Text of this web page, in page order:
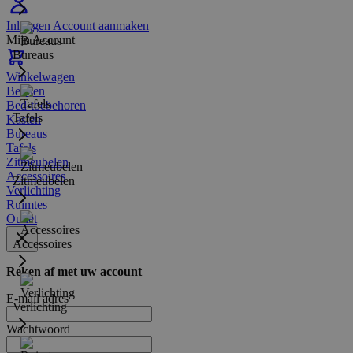
Inloggen Account aanmaken
Mijn Account
Winkelwagen
Bureaus
Tafels
Zitmeubelen
Accessoires
Verlichting
Bedden
Bed-toebehoren
Kasten
Bureaus
Tafels
Zitmeubelen
Accessoires
Verlichting
Ruimtes
Outlet
Reken af met uw account
E-mail adres
Wachtwoord